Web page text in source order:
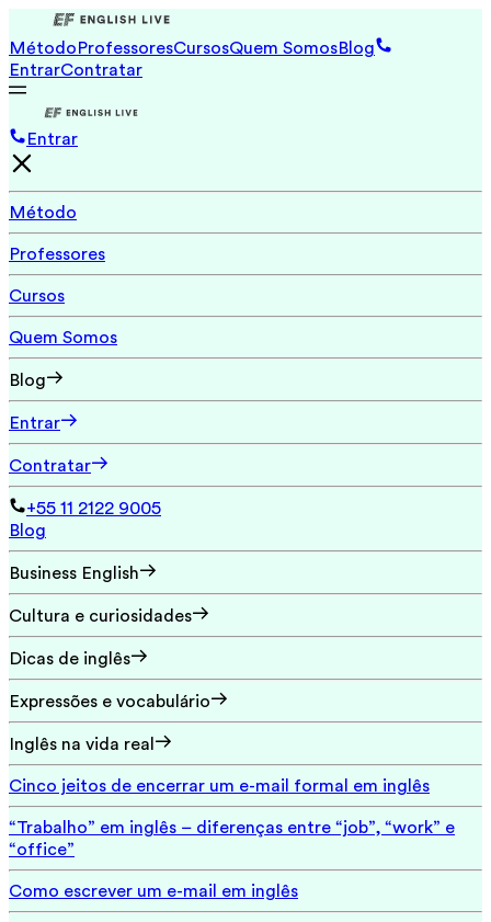
MétodoProfessoresCursosQuem SomosBlog
EntrarContratar
Entrar
Método
Professores
Cursos
Quem Somos
Blog
Entrar
Contratar
+55 11 2122 9005
Blog
Business English
Cultura e curiosidades
Dicas de inglês
Expressões e vocabulário
Inglês na vida real
Cinco jeitos de encerrar um e-mail formal em inglês
“Trabalho” em inglês – diferenças entre “job”, “work” e
“office”
Como escrever um e-mail em inglês